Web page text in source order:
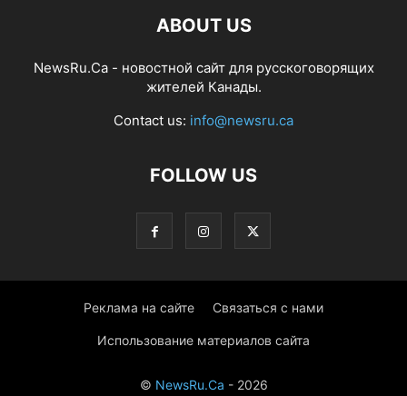
ABOUT US
NewsRu.Ca - новостной сайт для русскоговорящих
жителей Канады.
Contact us: info@newsru.ca
FOLLOW US
Реклама на сайте Связаться с нами
Использование материалов сайта
© NewsRu.Ca - 2026